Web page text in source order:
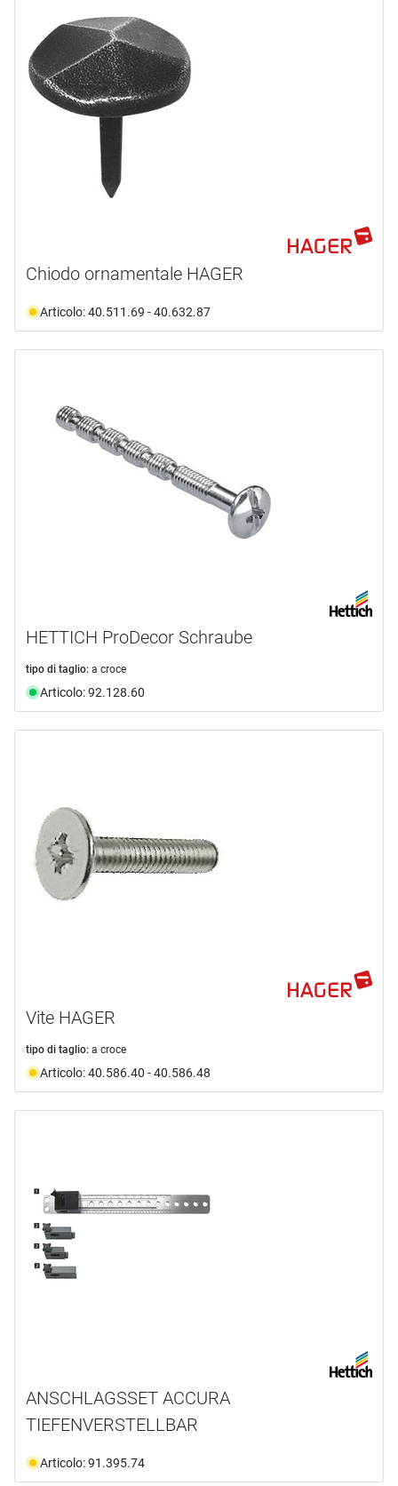
Chiodo ornamentale HAGER
Articolo: 40.511.69 - 40.632.87
HETTICH ProDecor Schraube
tipo di taglio: a croce
Articolo: 92.128.60
Vite HAGER
tipo di taglio: a croce
Articolo: 40.586.40 - 40.586.48
ANSCHLAGSSET ACCURA
TIEFENVERSTELLBAR
Articolo: 91.395.74